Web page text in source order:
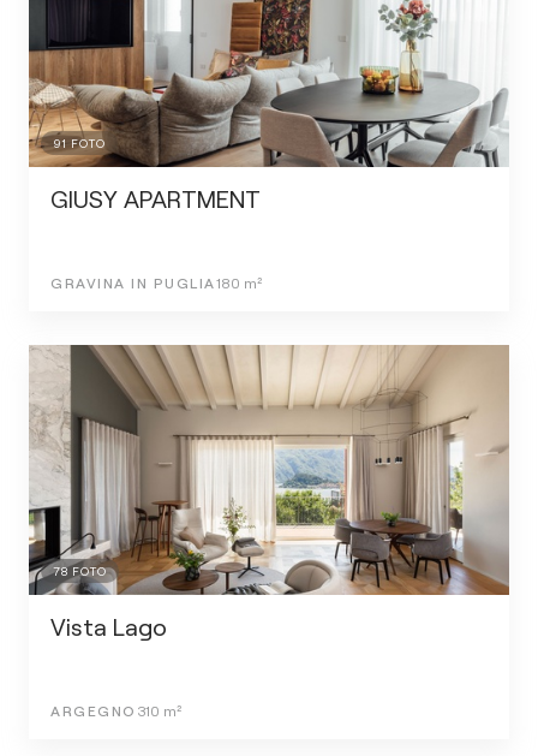
91 FOTO
GIUSY APARTMENT
GRAVINA IN PUGLIA 180 m²
78FOTO
Vista Lago
ARGEGNO 310 m²